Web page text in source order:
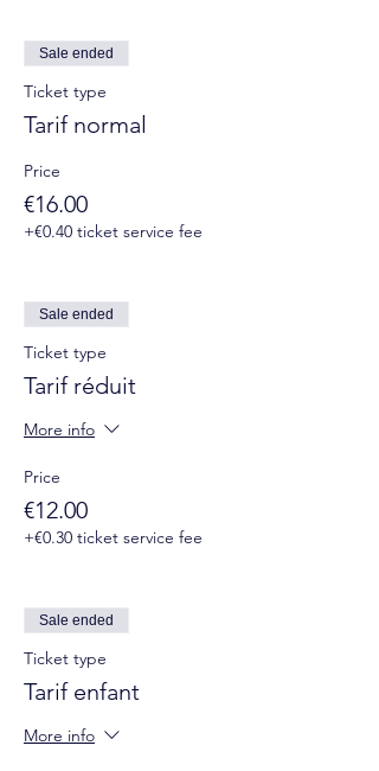
Sale ended
Ticket type
Tarif normal
Price
€16.00
+€0.40 ticket service fee
Sale ended
Ticket type
Tarif réduit
More info
Price
€12.00
+€0.30 ticket service fee
Sale ended
Ticket type
Tarif enfant
More info